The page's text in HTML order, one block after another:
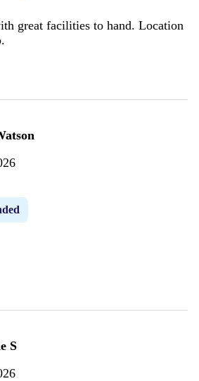
great facilities to hand. Location
S